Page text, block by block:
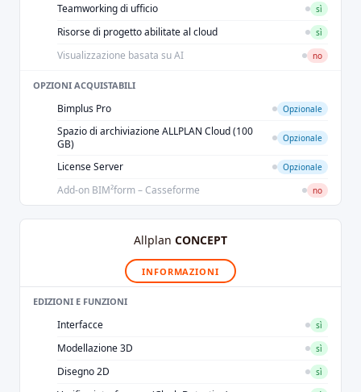
Teamworking di ufficio sì
Risorse di progetto abilitate al cloud sì
Visualizzazione basata su AI no
OPZIONI ACQUISTABILI
Bimplus Pro Opzionale
Spazio di archiviazione ALLPLAN Cloud (100
GB)
Opzionale
License Server Opzionale
Add-on BIM²form – Casseforme no
Allplan CONCEPT
INFORMAZIONI
EDIZIONI E FUNZIONI
Interfacce sì
Modellazione 3D sì
Disegno 2D sì